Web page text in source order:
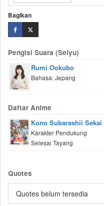
Bagikan
Pengisi Suara (Seiyu)
Rumi Ookubo
Bahasa: Jepang
Daftar Anime
Kono Subarashii
Karakter Pendukung
Selesai Tayang
Quotes
Quotes belum tersedia